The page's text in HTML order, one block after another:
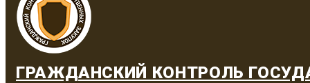
ГРАЖДАНСКИЙ КОНТРОЛЬ